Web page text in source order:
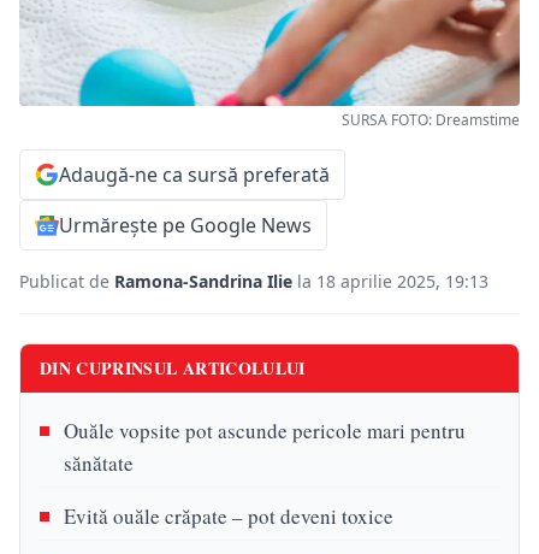
SURSA FOTO: Dreamstime
Adaugă-ne ca sursă preferată
Urmărește pe Google News
Publicat de Ramona-Sandrina Ilie la 18 aprilie 2025, 19:13
DIN CUPRINSUL ARTICOLULUI
Ouăle vopsite pot ascunde pericole mari pentru
sănătate
Evită ouăle crăpate – pot deveni toxice